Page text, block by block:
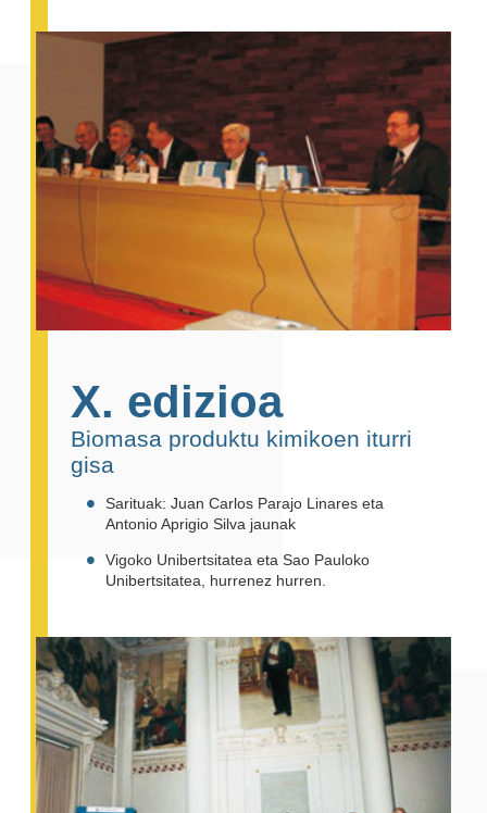
X. edizioa
Biomasa produktu kimikoen iturri
gisa
Sarituak: Juan Carlos Parajo Linares eta
Antonio Aprigio Silva jaunak
Vigoko Unibertsitatea eta Sao Pauloko
Unibertsitatea, hurrenez hurren.